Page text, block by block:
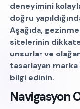
deneyimini
doğru
Aşağıda,
sitelerinin
unsurlar ve
tasarlayan marka
bilgi edinin.
Navigasyon